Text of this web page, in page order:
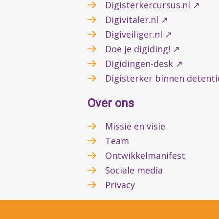
Digisterkercursus.nl ↗
Digivitaler.nl ↗
Digiveiliger.nl ↗
Doe je digiding! ↗
Digidingen-desk ↗
Digisterker binnen
Over ons
Missie en visie
Team
Ontwikkelmanifest
Sociale media
Privacy